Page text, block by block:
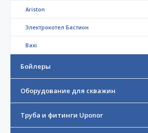
Ariston
Электрокотел Бастион
Baxi
Бойлеры
Оборудование для скважин
Труба и фитинги Uponor